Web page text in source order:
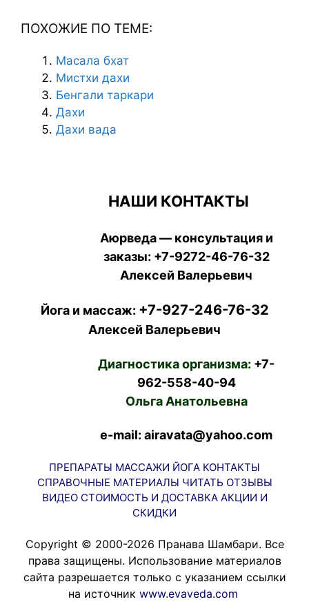
ПОХОЖИЕ ПО ТЕМЕ:
Мaсaла бхат
Мистхи дахи
Бенгали таркари
Дахи
Дахи вада
НАШИ КОНТАКТЫ
Аюрведа — консультация и
заказы: +7-9272-46-76-32
Алексей Валерьевич
Йога и массаж: +7-927-246-76-32
Алексей Валерьевич
Диагностика организма: +7-
962-558-40-94
Ольга Анатольевна
e-mail: airavata@yahoo.com
ПРЕПАРАТЫ МАССАЖИ ЙОГА КОНТАКТЫ
СПРАВОЧНЫЕ МАТЕРИАЛЫ ЧИТАТЬ ОТЗЫВЫ
ВИДЕО СТОИМОСТЬ И ДОСТАВКА АКЦИИ И
СКИДКИ
Copyright © 2000-2026 Пранава Шамбари. Все
права защищены. Использование материалов
сайта разрешается только с указанием ссылки
на источник www.evaveda.com